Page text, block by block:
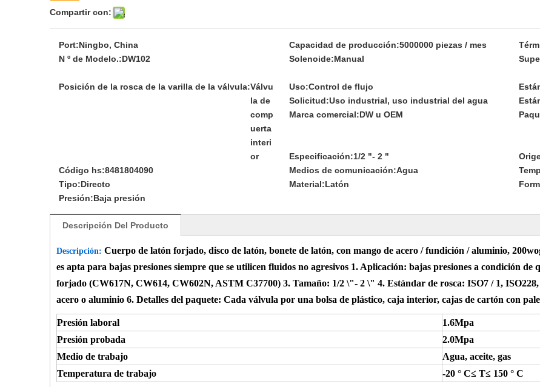
Compartir con:
Port:Ningbo, China Capacidad de producción:5000000 piezas / mes
N º de Modelo.:DW102 Solenoide:Manual
Posición de la rosca de la varilla de la válvula:Válvu
la de
comp
uerta
interi
or
Uso:Control de flujo
Solicitud:Uso industrial, uso industrial del agua
Marca comercial:DW u OEM
Especificación:1/2 "- 2 "
Código hs:8481804090 Medios de comunicación:Agua
Tipo:Directo Material:Latón
Presión:Baja presión
Descripción Del Producto
Descripción: Cuerpo de latón forjado, disco de latón, bonete de latón, con mango de acero / fundición / aluminio,
es apta para bajas presiones siempre que se utilicen fluidos no agresivos 1. Aplicación: bajas presiones a condición
forjado (CW617N, CW614, CW602N, ASTM C37700) 3. Tamaño: 1/2 \"- 2 \" 4. Estándar de rosca: ISO7 / 1,
acero o aluminio 6. Detalles del paquete: Cada válvula por una bolsa de plástico, caja interior, cajas de cartón con
Presión laboral
1.6Mpa
Presión probada
2.0Mpa
Medio de trabajo
Agua, aceite, gas
Temperatura de trabajo
-20 ° C≤ T≤ 150 ° C